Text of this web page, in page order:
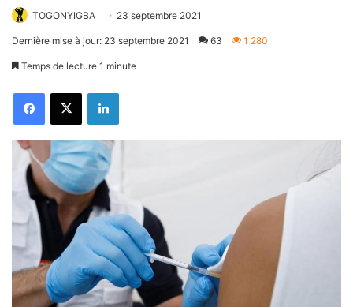
TOGONYIGBA 23 septembre 2021
Dernière mise à jour: 23 septembre 2021 63 1 280
Temps de lecture 1 minute
FacebookX Linkedin